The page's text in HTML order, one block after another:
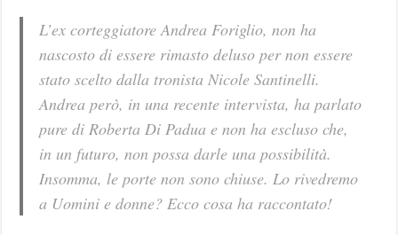
L’ex corteggiatore Andrea Foriglio, non ha
nascosto di essere rimasto deluso per non essere
stato scelto dalla tronista Nicole Santinelli.
Andrea però, in una recente intervista, ha parlato
pure di Roberta Di Padua e non ha escluso che,
in un futuro, non possa darle una possibilità.
Insomma, le porte non sono chiuse. Lo rivedremo
a Uomini e donne? Ecco cosa ha raccontato!